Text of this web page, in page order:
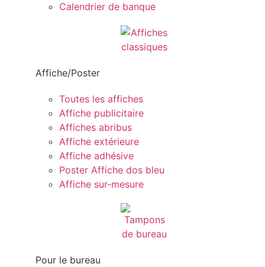
Calendrier de banque
Affiche/Poster
Toutes les affiches
Affiche publicitaire
Affiches abribus
Affiche extérieure
Affiche adhésive
Poster Affiche dos bleu
Affiche sur-mesure
Pour le bureau